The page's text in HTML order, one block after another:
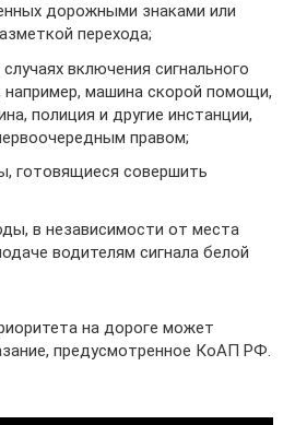
дорожными знаками или
перехода;
включения сигнального
например, машина скорой помощи,
полиция и другие инстанции,
правом;
готовящиеся совершить
в независимости от места
водителям сигнала белой
на дороге может
предусмотренное КоАП РФ.